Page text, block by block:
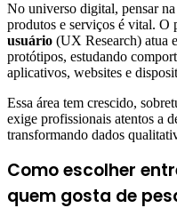
No universo digital, pensar
produtos e serviços é vital. O
usuário (UX Research) atua
protótipos, estudando
aplicativos, websites e
Essa área tem crescido,
exige profissionais atentos a
transformando dados
Como escolher
quem gosta de